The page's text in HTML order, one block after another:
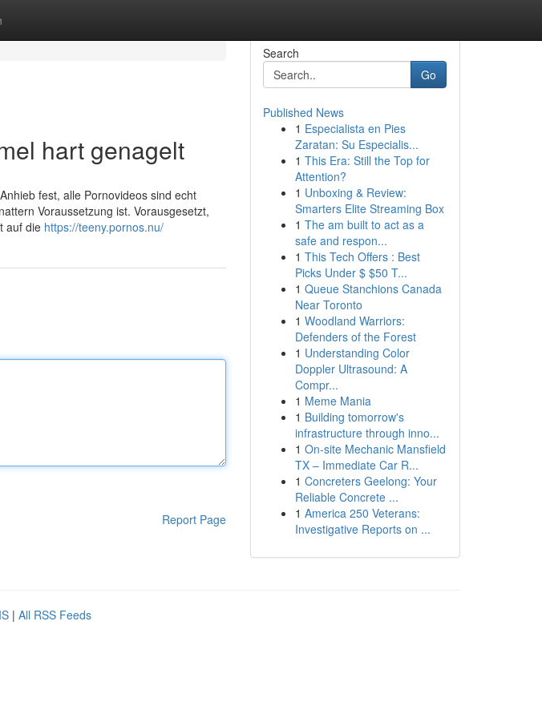
hart genagelt
fest, alle Pornovideos sind echt
Voraussetzung ist. Vorausgesetzt,
auf die https://teeny.pornos.nu/
Report Page
Search
Go
Published News
1 Especialista en Pies
Zaratan: Su Especialis...
1 This Era: Still the Top for
Attention?
1 Unboxing & Review:
Smarters Elite Streaming Box
1 The am built to act as a
safe and respon...
1 This Tech Offers : Best
Picks Under $ $50 T...
1 Queue Stanchions Canada
Near Toronto
1 Woodland Warriors:
Defenders of the Forest
1 Understanding Color
Doppler Ultrasound: A
Compr...
1 Meme Mania
1 Building tomorrow's
infrastructure through inno...
1 On-site Mechanic Mansfield
TX – Immediate Car R...
1 Concreters Geelong: Your
Reliable Concrete ...
1 America 250 Veterans:
Investigative Reports on ...
| All RSS Feeds